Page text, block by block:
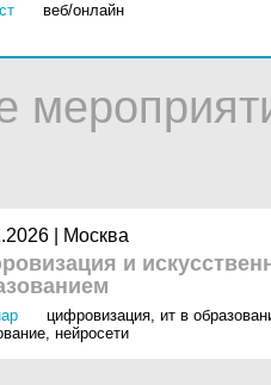
веб/онлайн
| Москва
и
цифровизация, ит в
, нейросети